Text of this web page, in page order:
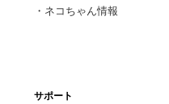
・ ネコちゃん情報
サポート